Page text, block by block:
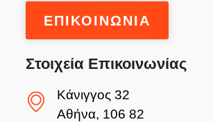
ΕΠΙΚΟΙΝΩΝΙΑ
Στοιχεία Επικοινωνίας
Κάνιγγος 32
Αθήνα, 106 82